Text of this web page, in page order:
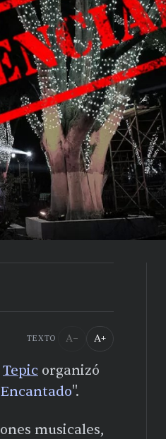
TEXTO A− A+
Tepic organizó
".
musicales,